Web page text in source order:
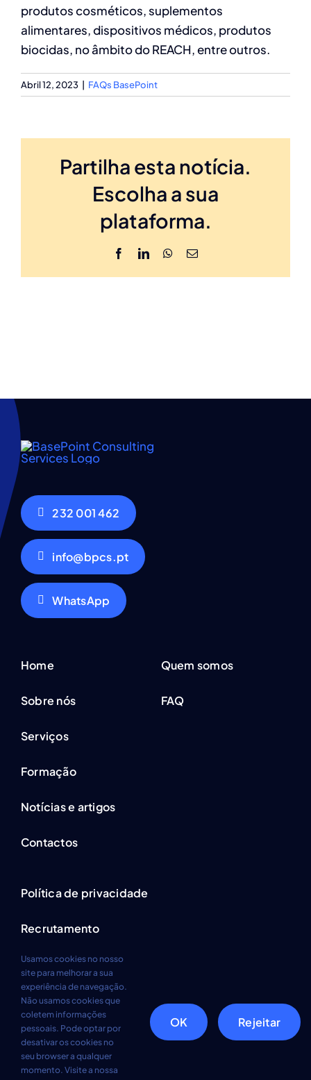
produtos cosméticos, suplementos
alimentares, dispositivos médicos, produtos
biocidas, no âmbito do REACH, entre outros.
Abril 12, 2023 FAQs BasePoint
Partilha esta notícia.
Escolha a sua
plataforma.
FacebookLinkedInWhatsApp
Email
mas
232 001 462
info@bpcs.pt
WhatsApp
Home
Sobre nós
Serviços
Formação
Notícias e artigos
Contactos
Quem somos
FAQ
Política de privacidade
Recrutamento
© Todos os direitos reservados. • BasePoint Consulting
Services • 2026
Usamos cookies no nosso
site para melhorar a sua
experiência de navegação.
Não usamos cookies que
coletem informações
pessoais. Pode optar por
desativar os cookies no
seu browser a qualquer
momento. Visite a nossa
OK Rejeitar